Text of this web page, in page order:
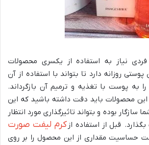
نیاز به استفاده از یکسری محصولات
روزانه دارد تا بتواند با استفاده از آن
به پوست با تغذیه و ترمیم آن بازگرداند.
این محصولات باید دقت داشته باشید که این
بوده و بتواند تاثیرگذاری مورد انتظار
قبل از استفاده از کرم لیفت صورت
حساسیت مقداری از این محصول را بر روی